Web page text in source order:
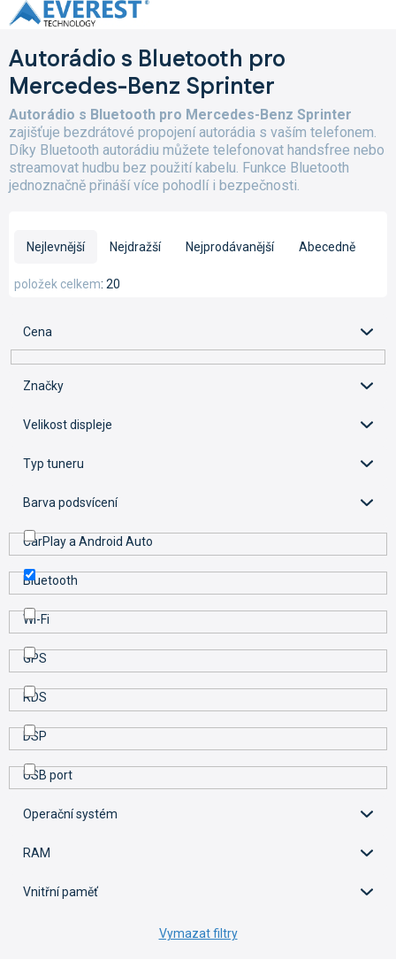
Přejít
na
Autorádio s Bluetooth pro
Mercedes-Benz Sprinter
Autorádio s Bluetooth pro Mercedes-Benz Sprinter
zajišťuje bezdrátové propojení autorádia s vaším telefonem.
Díky Bluetooth autorádiu můžete telefonovat handsfree nebo
streamovat hudbu bez použití kabelu. Funkce Bluetooth
jednoznačně přináší více pohodlí i bezpečnosti.
e
r
u
Nejlevnější Nejdražší Nejprodávanější Abecedně
20
položek celkem
Cena
Značky
Velikost displeje
Typ tuneru
Barva podsvícení
CarPlay a Android Auto
Bluetooth
Wi-Fi
GPS
RDS
DSP
USB port
Operační systém
RAM
Vnitřní paměť
Vymazat filtry